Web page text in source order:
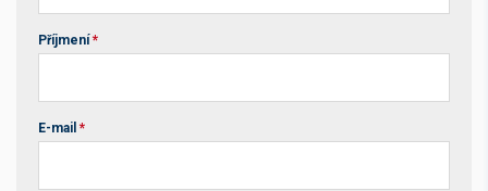
Příjmení *
E-mail *